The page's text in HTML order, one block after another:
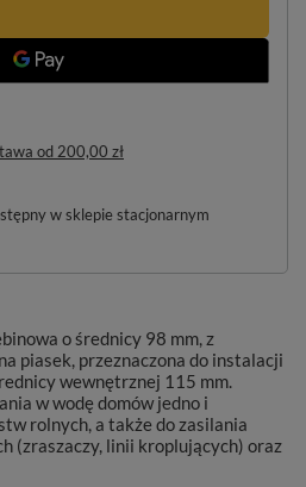
od 200,00 zł
w sklepie stacjonarnym
o średnicy 98 mm, z
piasek, przeznaczona do instalacji
wewnętrznej 115 mm.
w wodę domów jedno i
rolnych, a także do zasilania
(zraszaczy, linii kroplujących) oraz